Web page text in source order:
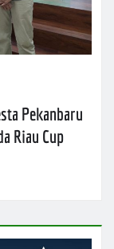
Pekanbaru
Riau Cup